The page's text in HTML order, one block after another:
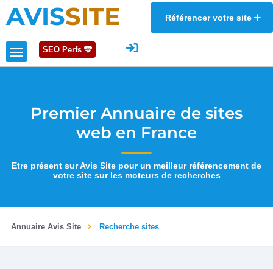
AVISSITE Référencer votre site
SEO Perfs
Premier Annuaire de sites
web en France
Etre présent sur Avis Site pour un meilleur référencement de
votre site sur les moteurs de recherches
Annuaire Avis Site Recherche sites